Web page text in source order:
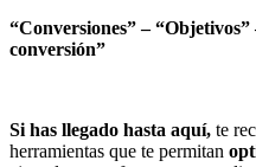
“Conversiones” –
conversión”
Si has llegado hasta aquí, te
herramientas que te permitan